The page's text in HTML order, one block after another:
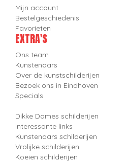
Mijn account
Bestelgeschiedenis
Favorieten
EXTRA'S
Ons team
Kunstenaars
Over de kunstschilderijen
Bezoek ons in Eindhoven
Specials
Dikke Dames schilderijen
Interessante links
Kunstenaars schilderijen
Vrolijke schilderijen
Koeien schilderijen